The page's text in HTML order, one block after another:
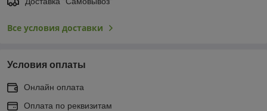
Все условия доставки
Условия оплаты
Онлайн оплата
Оплата по реквизитам